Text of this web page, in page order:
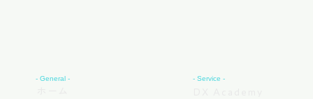
- General - - Service -